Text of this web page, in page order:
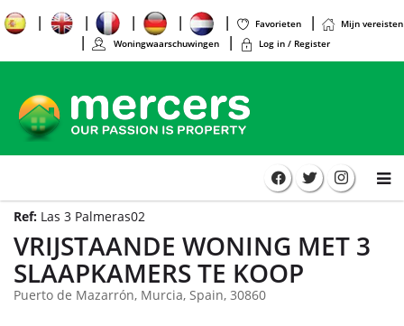
Favorieten
Mijn vereisten
Woningwaarschuwingen
Log in / Register
Ref: Las 3 Palmeras02
VRIJSTAANDE WONING MET 3
SLAAPKAMERS TE KOOP
Puerto de Mazarrón, Murcia, Spain, 30860